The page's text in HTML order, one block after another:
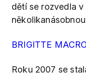
dětí se rozvedla
BRIGITTE
Roku 2007 se